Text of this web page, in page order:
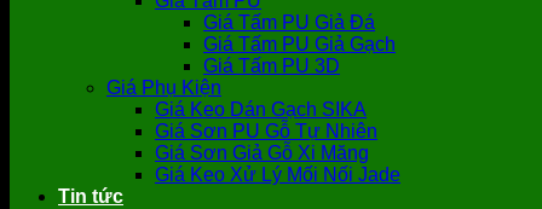
Giá Tấm PU Giả Đá
Giá Tấm PU Giả Gạch
Giá Tấm PU 3D
Giá Phụ Kiện
Giá Keo Dán Gạch SIKA
Giá Sơn PU Gỗ Tự Nhiên
Giá Sơn Giả Gỗ Xi Măng
Giá Keo Xử Lý Mối Nối Jade
Tin tức